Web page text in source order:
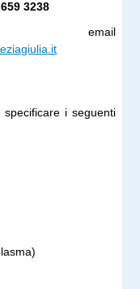
3238
email
i seguenti